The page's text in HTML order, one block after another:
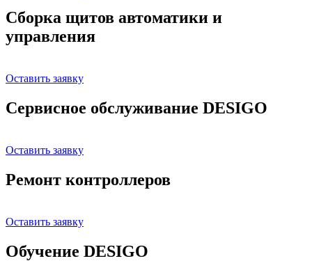
Сборка щитов автоматики и
управления
Оставить заявку
Сервисное обслуживание DESIGO
Оставить заявку
Ремонт контроллеров
Оставить заявку
Обучение DESIGO